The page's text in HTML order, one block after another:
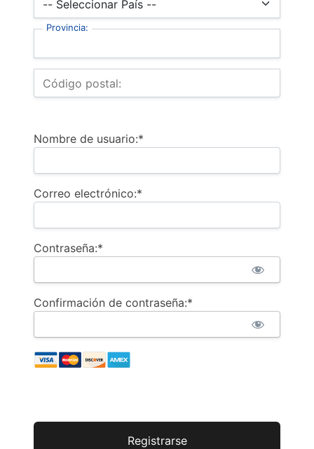
Provincia:
Código postal:
Nombre de usuario:*
Correo electrónico:*
Contraseña:*
Confirmación de contraseña:*
Sin valor